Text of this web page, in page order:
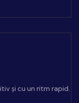
și cu un ritm rapid.